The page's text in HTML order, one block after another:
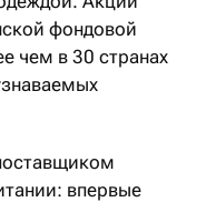
фондовой
чем в 30 странах
впервые